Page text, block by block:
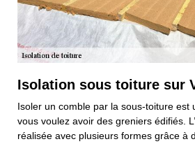
Isolation sous toiture sur
Isoler un comble par la sous-toiture est
vous voulez avoir des greniers édifiés.
réalisée avec plusieurs formes grâce à